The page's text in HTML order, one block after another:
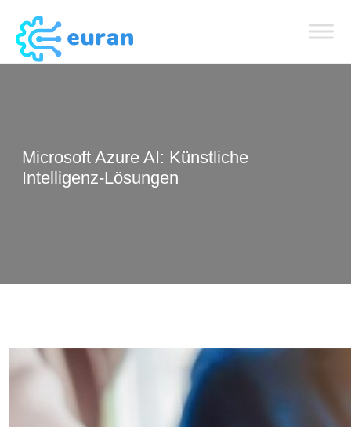
Microsoft Azure AI: Künstliche
Intelligenz-Lösungen